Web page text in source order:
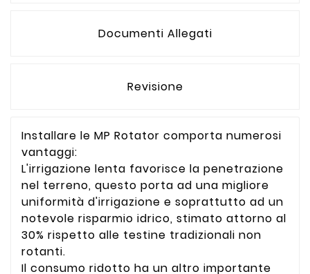
Documenti Allegati
Revisione
Installare le MP Rotator comporta numerosi
vantaggi:
L'irrigazione lenta favorisce la penetrazione
nel terreno, questo porta ad una migliore
uniformità d'irrigazione e soprattutto ad un
notevole risparmio idrico, stimato attorno al
30% rispetto alle testine tradizionali non
rotanti.
Il consumo ridotto ha un altro importante